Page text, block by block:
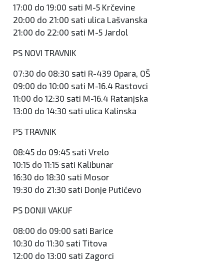
17:00 do 19:00 sati M-5 Krčevine
20:00 do 21:00 sati ulica Lašvanska
21:00 do 22:00 sati M-5 Jardol
PS NOVI TRAVNIK
07:30 do 08:30 sati R-439 Opara, OŠ
09:00 do 10:00 sati M-16.4 Rastovci
11:00 do 12:30 sati M-16.4 Ratanjska
13:00 do 14:30 sati ulica Kalinska
PS TRAVNIK
08:45 do 09:45 sati Vrelo
10:15 do 11:15 sati Kalibunar
16:30 do 18:30 sati Mosor
19:30 do 21:30 sati Donje Putićevo
PS DONJI VAKUF
08:00 do 09:00 sati Barice
10:30 do 11:30 sati Titova
12:00 do 13:00 sati Zagorci